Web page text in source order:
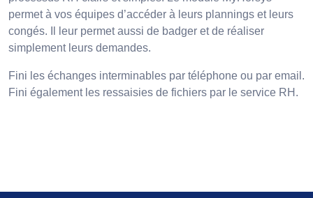
permet à vos équipes d’accéder à leurs plannings et leurs
congés. Il leur permet aussi de badger et de réaliser
simplement leurs demandes.
Fini les échanges interminables par téléphone ou par email.
Fini également les ressaisies de fichiers par le service RH.